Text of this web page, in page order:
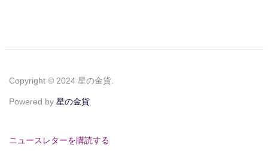
Copyright © 2024 星の金貨.
Powered by 星の金貨
ニュースレターを購読する